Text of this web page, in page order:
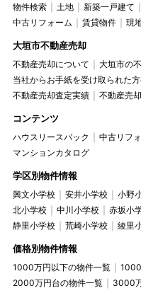
物件検索 土地 新築一戸建て
中古リフォーム
賃貸物件 現
大垣市不動産売却
不動産売却について
大垣市の
当社からお手紙を受け取られた
不動産売却査定実績
不動産売
コンテンツ
ハウスリースバック 中古リフ
マンションカタログ
学区別物件情報
興文小学校 安井小学校 小野
北小学校
中川小学校 赤坂小
静里小学校
荒崎小学校 綾里
価格別物件情報
1000万円以下の物件一覧
2000万円台の物件一覧
3000